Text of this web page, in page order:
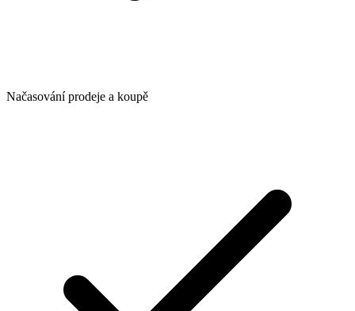
Načasování prodeje a koupě